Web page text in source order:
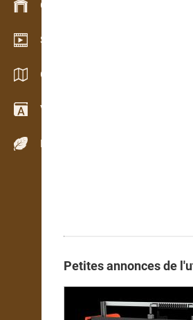
Gestion du stock
Schowroom vidéo
Catalogues / Brochures
Vocabulaire
Espèces de bois
Petites annonces de